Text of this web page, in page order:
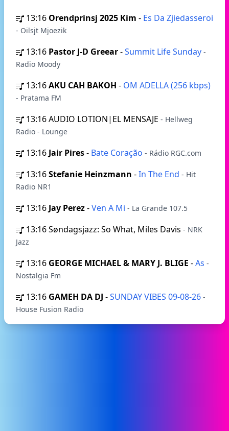
13:16 Orendprinsj 2025 Kim - Es Da Zjiedasseroi
- Oilsjt Mjoezik
13:16 Pastor J-D Greear-Summit Life Sunday -
Radio Moody
13:16AKU CAH BAKOH - OM ADELLA (256 kbps)
- Pratama FM
13:16AUDIO LOTION|EL MENSAJE - Hellweg
Radio - Lounge
13:16 Jair Pires- Bate Coração - Rádio RGC.com
13:16Stefanie Heinzmann -In The End - Hit
Radio NR1
13:16 Jay Perez-Ven A Mi - La Grande 107.5
13:16Søndagsjazz: So What, Miles Davis - NRK
Jazz
13:16 GEORGE MICHAEL & MARY J. BLIGE -As -
Nostalgia Fm
13:16 GAMEH DA DJ -SUNDAY VIBES 09-08-26 -
House Fusion Radio